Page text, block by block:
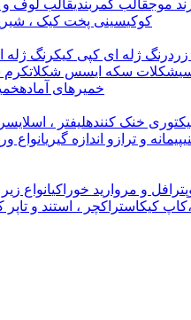
موجقالب کمربندیقالب لوف
کوکیسینی پخت کیک ،
رنگ ژله ای کپی کیکرنگ ژله
شکلات سکه ایسس شکلاتکرم
خمیرهای آماده
توری خنک کنندهلیفتر ،
پیمانه و ترازو اندازه گیریانواع
ترافل و مروارید خوراکیانواع
کیکاستراکچر ، استند و